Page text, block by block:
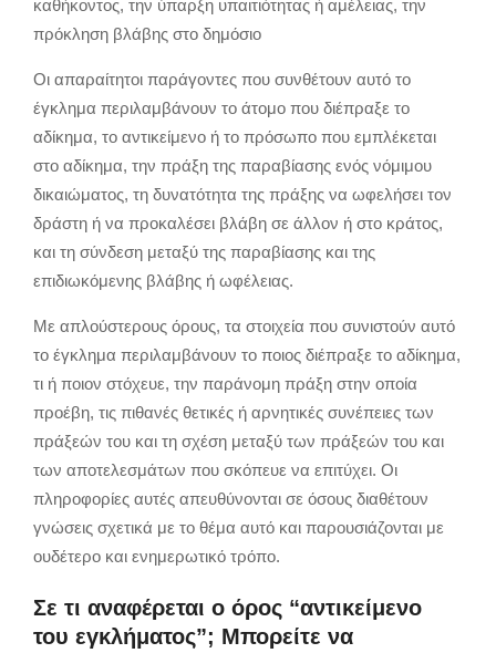
καθήκοντος, την ύπαρξη υπαιτιότητας ή αμέλειας, την
πρόκληση βλάβης στο δημόσιο
Οι απαραίτητοι παράγοντες που συνθέτουν αυτό το
έγκλημα περιλαμβάνουν το άτομο που διέπραξε το
αδίκημα, το αντικείμενο ή το πρόσωπο που εμπλέκεται
στο αδίκημα, την πράξη της παραβίασης ενός νόμιμου
δικαιώματος, τη δυνατότητα της πράξης να ωφελήσει τον
δράστη ή να προκαλέσει βλάβη σε άλλον ή στο κράτος,
και τη σύνδεση μεταξύ της παραβίασης και της
επιδιωκόμενης βλάβης ή ωφέλειας.
Με απλούστερους όρους, τα στοιχεία που συνιστούν αυτό
το έγκλημα περιλαμβάνουν το ποιος διέπραξε το αδίκημα,
τι ή ποιον στόχευε, την παράνομη πράξη στην οποία
προέβη, τις πιθανές θετικές ή αρνητικές συνέπειες των
πράξεών του και τη σχέση μεταξύ των πράξεών του και
των αποτελεσμάτων που σκόπευε να επιτύχει. Οι
πληροφορίες αυτές απευθύνονται σε όσους διαθέτουν
γνώσεις σχετικά με το θέμα αυτό και παρουσιάζονται με
ουδέτερο και ενημερωτικό τρόπο.
Σε τι αναφέρεται ο όρος “αντικείμενο
του εγκλήματος”; Μπορείτε να